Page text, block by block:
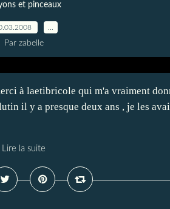
et pinceaux
Par zabelle
à laetibricole qui m'a vraiment
il y a presque deux ans , je les
Lire la suite